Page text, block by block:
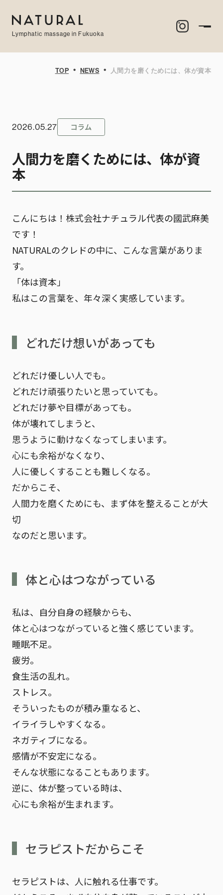
Lymphatic massage in Fukuoka
TOP ・NEWS・ 人間力を磨くためには、体が資本
2026.05.27 コラム
人間力を磨くためには、体が資
本
こんにちは！株式会社ナチュラル代表の國武麻美
です！
NATURALのクレドの中に、こんな言葉がありま
す。
「体は資本」
私はこの言葉を、年々深く実感しています。
どれだけ想いがあっても
どれだけ優しい人でも。
どれだけ頑張りたいと思っていても。
どれだけ夢や目標があっても。
体が壊れてしまうと、
思うように動けなくなってしまいます。
心にも余裕がなくなり、
人に優しくすることも難しくなる。
だからこそ、
人間力を磨くためにも、まず体を整えることが大
切
なのだと思います。
体と心はつながっている
私は、自分自身の経験からも、
体と心はつながっていると強く感じています。
睡眠不足。
疲労。
食生活の乱れ。
ストレス。
そういったものが積み重なると、
イライラしやすくなる。
ネガティブになる。
感情が不安定になる。
そんな状態になることもあります。
逆に、体が整っている時は、
心にも余裕が生まれます。
セラピストだからこそ
セラピストは、人に触れる仕事です。